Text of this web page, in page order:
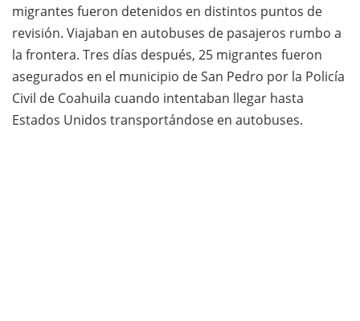
migrantes fueron detenidos en distintos puntos de
revisión. Viajaban en autobuses de pasajeros rumbo a
la frontera. Tres días después, 25 migrantes fueron
asegurados en el municipio de San Pedro por la Policía
Civil de Coahuila cuando intentaban llegar hasta
Estados Unidos transportándose en autobuses.